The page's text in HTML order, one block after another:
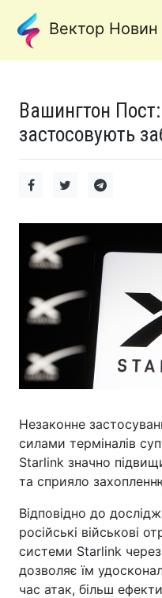
Вектор Новин
Вашингтон Пост:
застосовують
Незаконне
силами терміналів
Starlink значно
та сприяло
Відповідно до
російські військові
системи Starlink
дозволяє їм
час атак, більш